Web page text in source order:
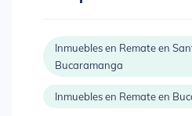
Inmuebles en Remate en
Bucaramanga
Inmuebles en Remate en